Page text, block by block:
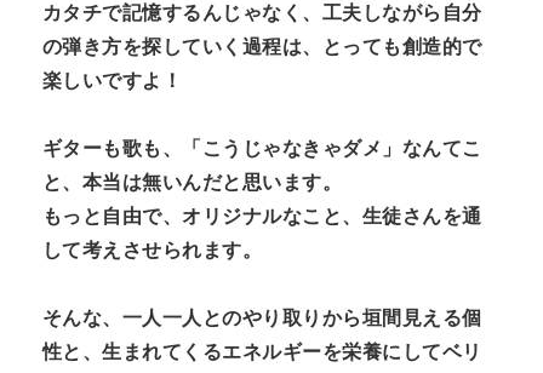
カタチで記憶するんじゃなく、工夫しながら自分
の弾き方を探していく過程は、とっても創造的で
楽しいですよ！
ギターも歌も、「こうじゃなきゃダメ」なんてこ
と、本当は無いんだと思います。
もっと自由で、オリジナルなこと、生徒さんを通
して考えさせられます。
そんな、一人一人とのやり取りから垣間見える個
性と、生まれてくるエネルギーを栄養にしてベリ